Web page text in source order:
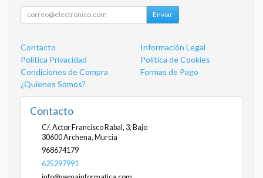
Enviar
Contacto
Información Legal
Política Privacidad
Política de Cookies
Condiciones de Compra
Formas de Pago
¿Quienes Somos?
Contacto
C/. Actor Francisco Rabal, 3, Bajo
30600Archena, Murcia
968674179
625297991